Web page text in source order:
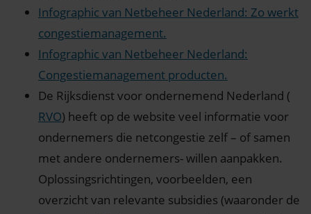
Infographic van Netbeheer Nederland: Zo werkt
congestiemanagement.
Infographic van Netbeheer Nederland:
Congestiemanagement producten.
De Rijksdienst voor ondernemend Nederland (
RVO) heeft op de website veel informatie voor
ondernemers die netcongestie zelf – of samen
met andere ondernemers- willen aanpakken.
Oplossingsrichtingen, voorbeelden, een
overzicht van relevante subsidies (waaronder de